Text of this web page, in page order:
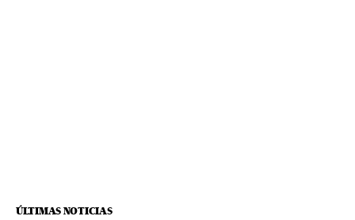
ÚLTIMAS NOTICIAS